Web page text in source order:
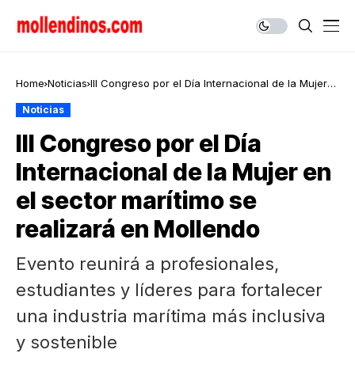
Home Noticias III Congreso por el Día Internacional de la Mujer
Noticias
III Congreso por el Día
Internacional de la Mujer en
el sector marítimo se
realizará en Mollendo
Evento reunirá a profesionales,
estudiantes y líderes para fortalecer
una industria marítima más inclusiva
y sostenible